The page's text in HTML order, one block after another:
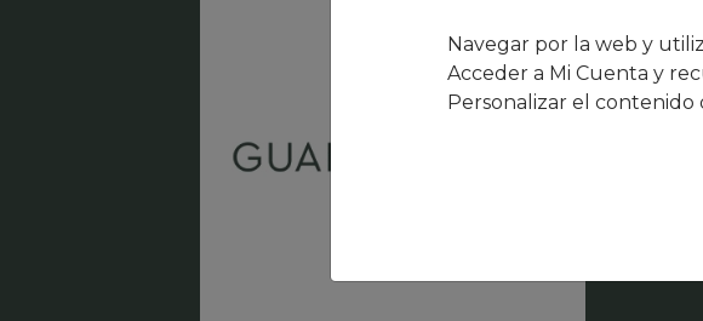
trato
Sin
Navegar por la web y
Acceder a Mi Cuenta y
Personalizar el contenido